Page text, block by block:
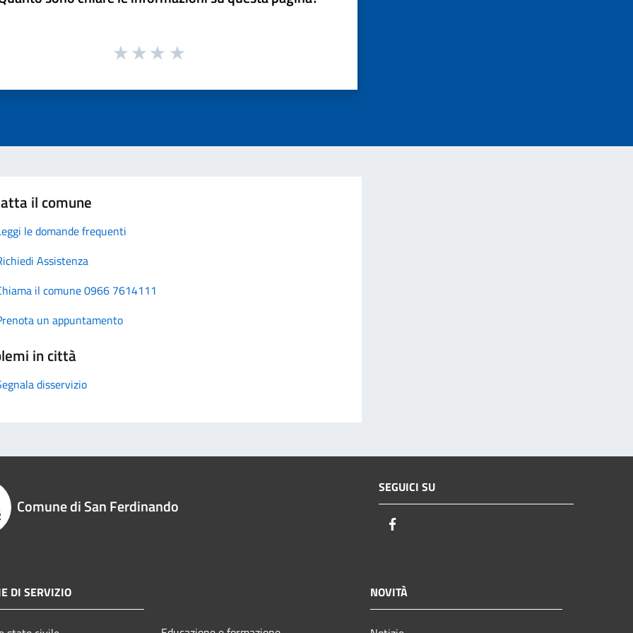
il comune
le domande frequenti
Assistenza
il comune 0966 7614111
un appuntamento
in città
disservizio
Comune di San Ferdinando
SEGUICI SU
DI SERVIZIO NOVITÀ